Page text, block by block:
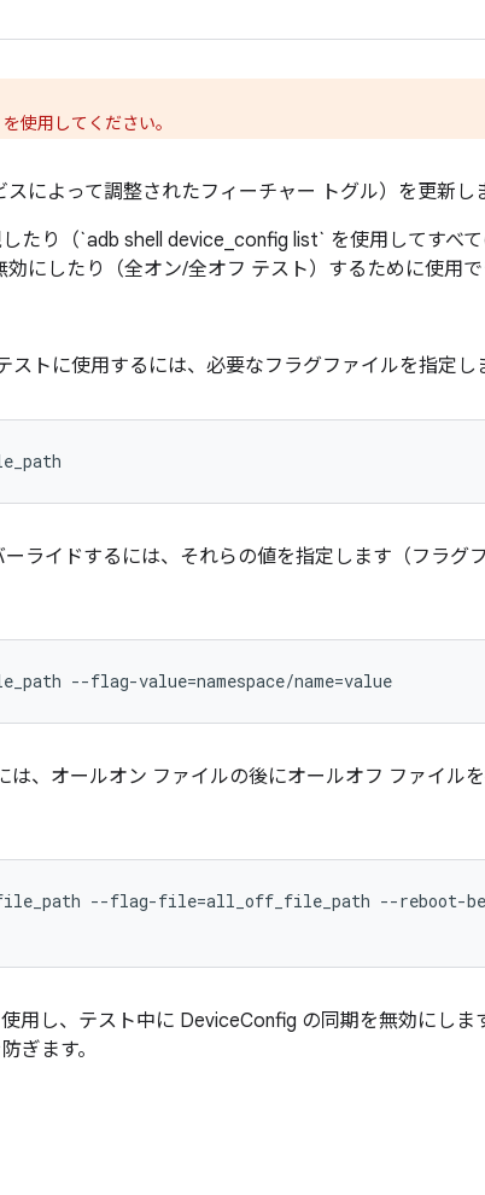
を使用してください。
によって調整されたフィーチャー トグル）を更新し
たり（`adb shell device_config list` を使用してすべ
にしたり（全オン/全オフ テスト）するために使用で
ストに使用するには、必要なフラグファイルを指定し
ライドするには、それらの値を指定します（フラグ
--flag-value=namespace/name=value
は、オールオン ファイルの後にオールオフ ファイル
--flag-file=all_off_file_path --reboot-
用し、テスト中に DeviceConfig の同期を無効にしま
ぎます。